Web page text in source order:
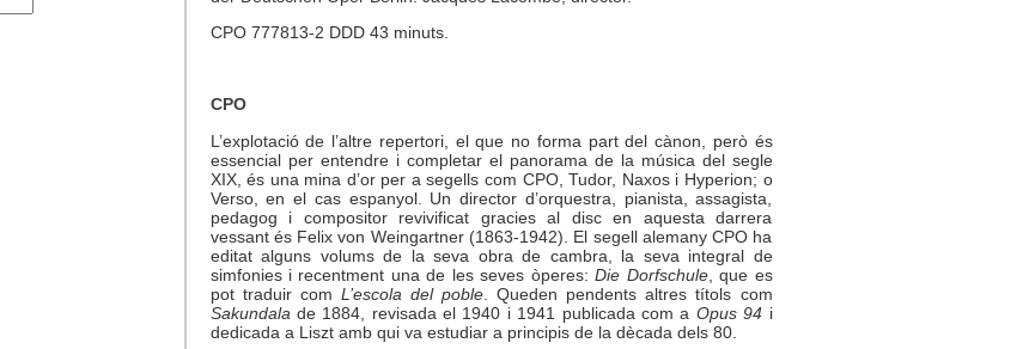
CPO 777813-2 DDD 43 minuts.
CPO
L’explotació de l’altre repertori, el que no forma part del cànon, però és
essencial per entendre i completar el panorama de la música del segle
XIX, és una mina d’or per a segells com CPO, Tudor, Naxos i Hyperion; o
Verso, en el cas espanyol. Un director d’orquestra, pianista, assagista,
pedagog i compositor revivificat gracies al disc en aquesta darrera
vessant és Felix von Weingartner (1863-1942). El segell alemany CPO ha
editat alguns volums de la seva obra de cambra, la seva integral de
simfonies i recentment una de les seves òperes:Die Dorfschule, que es
pot traduir com L’escola del poble . Queden pendents altres títols com
Sakundala de 1884, revisada el 1940 i 1941 publicada com a Opus 94 i
dedicada a Liszt amb qui va estudiar a principis de la dècada dels 80.